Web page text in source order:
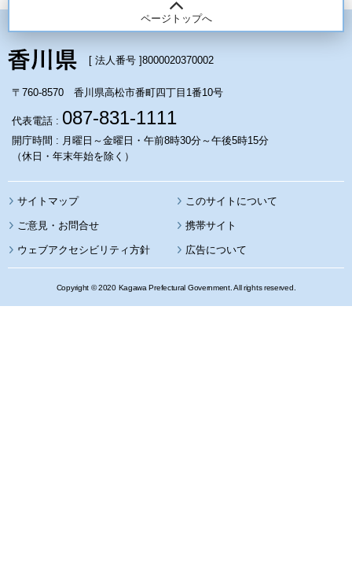
ページトップへ
[ 法人番号 ]8000020370002
〒760-8570 香川県高松市番町四丁目1番10号
代表電話 : 087-831-1111
開庁時間 : 月曜日～金曜日・午前8時30分～午後5時15分
（休日・年末年始を除く）
サイトマップ このサイトについて
携帯サイト
ウェブアクセシビリティ方針 広告について
Copyright © 2020 Kagawa Prefectural Government. All rights reserved.